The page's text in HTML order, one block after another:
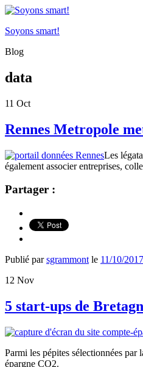
Soyons smart!
Blog
data
11 Oct
Rennes Metropole
Les
également associer entreprises,
Partager :
Publié parsgrammont le 11/10/
12 Nov
5 start-ups de
Parmi les pépites sélectionnées
épargne CO2.